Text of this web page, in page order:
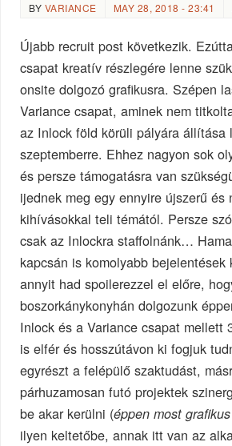
BY VARIANCE MAY 28, 2018 - 23:41
Újabb recruit post következik.
csapat kreatív részlegére lenne
onsite dolgozó grafikusra. Szépen
Variance csapat, aminek nem
az Inlock föld körüli pályára állítása
szeptemberre. Ehhez nagyon sok
és persze támogatásra van
ijednek meg egy ennyire újszerű és
kihívásokkal teli témától. Persze
csak az Inlockra staffolnánk…
kapcsán is komolyabb bejelentések
annyit had spoilerezzel el előre,
boszorkánykonyhán dolgozunk
Inlock és a Variance csapat mellett
is elfér és hosszútávon ki fogjuk
egyrészt a felépülő szaktudást,
párhuzamosan futó projektek
be akar kerülni (éppen most
ilyen keltetőbe, annak itt van az